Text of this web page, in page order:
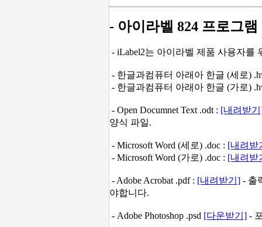
- 아이라벨 824 프로그
- iLabel2는 아이라벨 제품 사용자
- 한글과컴퓨터 아래아 한글 (세로)
- 한글과컴퓨터 아래아 한글 (가로)
- Open Documnet Text .odt : [내려받
양식 파일.
- Microsoft Word (세로) .doc : [내려받
- Microsoft Word (가로) .doc : [내려받
- Adobe Acrobat .pdf : [내려받기] - 출
야합니다.
- Adobe Photoshop .psd [다운받기] -